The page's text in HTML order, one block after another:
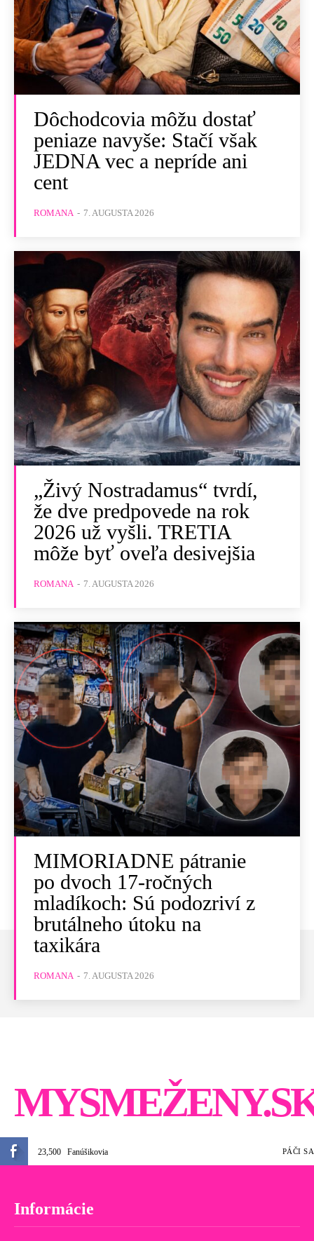
Dôchodcovia môžu dostať
peniaze navyše: Stačí však
JEDNA vec a nepríde ani
cent
ROMANA - 7. AUGUSTA 2026
„Živý Nostradamus“ tvrdí,
že dve predpovede na rok
2026 už vyšli. TRETIA
môže byť oveľa desivejšia
ROMANA - 7. AUGUSTA 2026
MIMORIADNE pátranie
po dvoch 17-ročných
mladíkoch: Sú podozriví z
brutálneho útoku na
taxikára
ROMANA - 7. AUGUSTA 2026
23,500 Fanúšikovia PÁČI SA
Informácie